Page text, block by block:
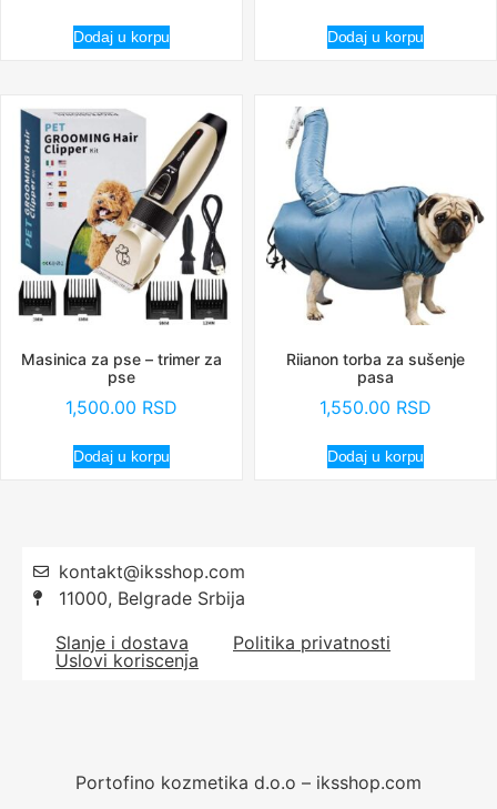
Dodaj u korpu Dodaj u korpu
Masinica za pse – trimer za
pse
1,500.00 RSD
Dodaj u korpu
Riianon torba za sušenje
pasa
1,550.00 RSD
Dodaj u korpu
kontakt@iksshop.com
11000, Belgrade Srbija
Slanje i dostava
Politika privatnosti
Uslovi koriscenja
Portofino kozmetika d.o.o – iksshop.com